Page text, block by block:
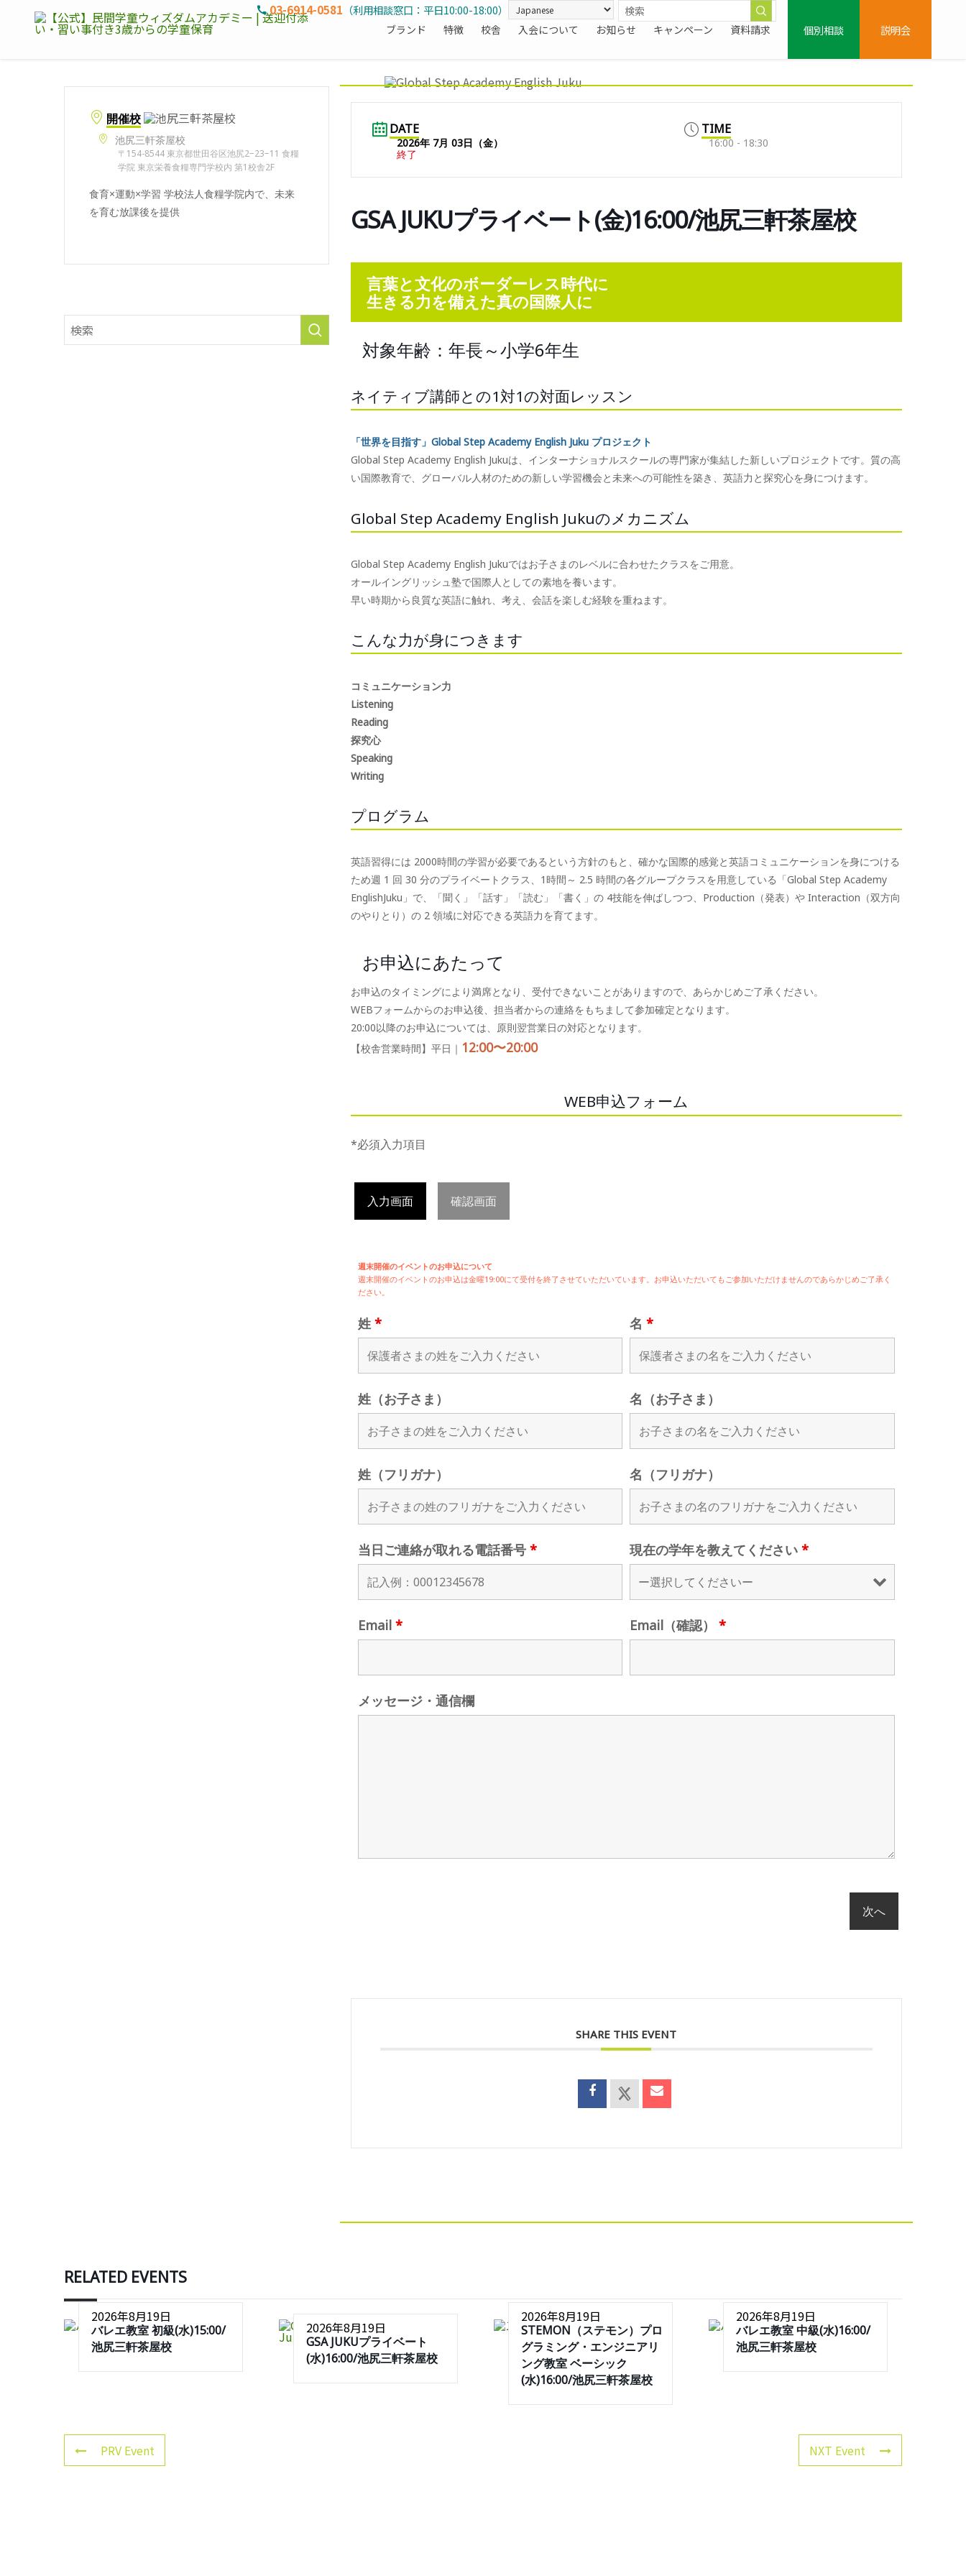
ブランド 特徴 校舎 入会について お知らせ キャンペーン 資料請求
03-6914-0581 （利用相談窓口：平日10:00-18:00）
個別相談
説明会
開催校
池尻三軒茶屋校
〒154-8544 東京都世田谷区池尻2−23−11 食糧
学院 東京栄養食糧専門学校内 第1校舎2F
食育×運動×学習 学校法人食糧学院内で、未来
を育む放課後を提供
DATE
2026年 7月 03日（金）
終了
TIME
16:00 - 18:30
GSA JUKUプライベート(金)16:00/池尻三軒茶屋校
言葉と文化のボーダーレス時代に
生きる力を備えた真の国際人に
対象年齢：年長～小学6年生
ネイティブ講師との1対1の対面レッスン
「世界を目指す」Global Step Academy English Juku プロジェクト
Global Step Academy English Jukuは、インターナショナルスクールの専門家が集結した新しいプロジェクトです。質の高
い国際教育で、グローバル人材のための新しい学習機会と未来への可能性を築き、英語力と探究心を身につけます。
Global Step Academy English Jukuのメカニズム
Global Step Academy English Jukuではお子さまのレベルに合わせたクラスをご用意。
オールイングリッシュ塾で国際人としての素地を養います。
早い時期から良質な英語に触れ、考え、会話を楽しむ経験を重ねます。
こんな力が身につきます
コミュニケーション力
Listening
Reading
探究心
Speaking
Writing
プログラム
英語習得には 2000時間の学習が必要であるという方針のもと、確かな国際的感覚と英語コミュニケーションを身につける
ため週 1 回 30 分のプライベートクラス、1時間～ 2.5 時間の各グループクラスを用意している「Global Step Academy
EnglishJuku」で、「聞く」「話す」「読む」「書く」の 4技能を伸ばしつつ、Production（発表）や Interaction（双方向
のやりとり）の 2 領域に対応できる英語力を育てます。
お申込にあたって
お申込のタイミングにより満席となり、受付できないことがありますので、あらかじめご了承ください。
WEBフォームからのお申込後、担当者からの連絡をもちまして参加確定となります。
20:00以降のお申込については、原則翌営業日の対応となります。
【校舎営業時間】平日｜ 12:00〜20:00
WEB申込フォーム
*必須入力項目
入力画面 確認画面
週末開催のイベントのお申込について
週末開催のイベントのお申込は金曜19:00にて受付を終了させていただいています。お申込いただいてもご参加いただけませんのであらかじめご了承く
ださい。
姓 * 名*
姓（お子さま） 名（お子さま）
姓（フリガナ） 名（フリガナ）
当日ご連絡が取れる電話番号 * 現在の学年を教えてください*
Email * Email（確認）*
メッセージ・通信欄
SHARE THIS EVENT
RELATED EVENTS
2026年8月19日
バレエ教室 初級(水)15:00/
池尻三軒茶屋校
2026年8月19日
GSA JUKUプライベート
(水)16:00/池尻三軒茶屋校
2026年8月19日
STEMON（ステモン）プロ
グラミング・エンジニアリ
ング教室 ベーシック
(水)16:00/池尻三軒茶屋校
2026年8月19日
バレエ教室 中級(水)16:00/
池尻三軒茶屋校
PRV Event NXT Event